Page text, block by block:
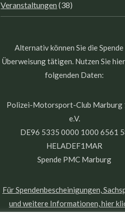
Veranstaltungen(38)
Alternativ können Sie die Spende
Überweisung tätigen. Nutzen Sie
folgenden Daten:
Polizei-Motorsport-Club Marburg
e.V.
DE96 5335 0000 1000 6561
HELADEF1MAR
Spende PMC Marburg
Für Spendenbescheinigungen,
und weitere Informationen, hier